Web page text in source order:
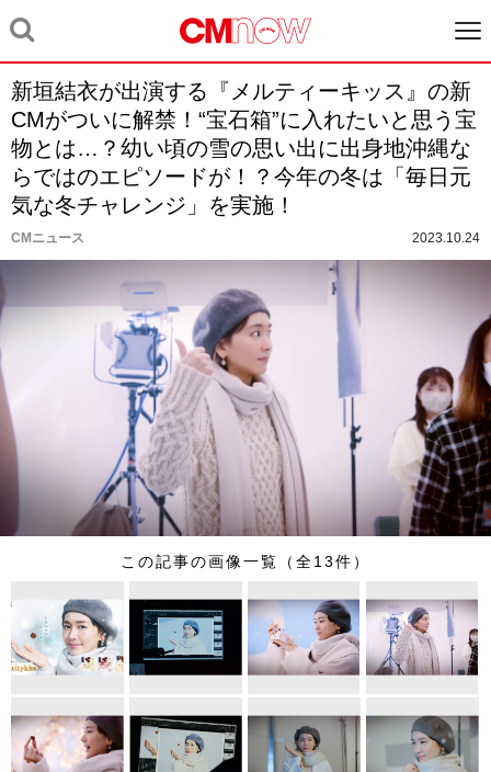
新垣結衣が出演する『メルティーキッス』の新
CMがついに解禁！“宝石箱”に入れたいと思う宝
物とは…？幼い頃の雪の思い出に出身地沖縄な
らではのエピソードが！？今年の冬は「毎日元
気な冬チャレンジ」を実施！
CMニュース 2023.10.24
この記事の画像一覧（全13件）